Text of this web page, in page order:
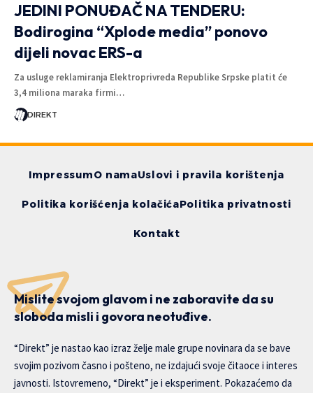
JEDINI PONUĐAČ NA TENDERU:
Bodirogina “Xplode media” ponovo
dijeli novac ERS-a
Za usluge reklamiranja Elektroprivreda Republike Srpske platit će
3,4 miliona maraka firmi…
DIREKT
ImpressumO namaUslovi i pravila korištenja
Politika korišćenja kolačićaPolitika privatnosti
Kontakt
Mislite svojom glavom i ne zaboravite da su
sloboda misli i govora neotuđive.
“Direkt” je nastao kao izraz želje male grupe novinara da se bave
svojim pozivom časno i pošteno, ne izdajući svoje čitaoce i interes
javnosti. Istovremeno, “Direkt” je i eksperiment. Pokazaćemo da